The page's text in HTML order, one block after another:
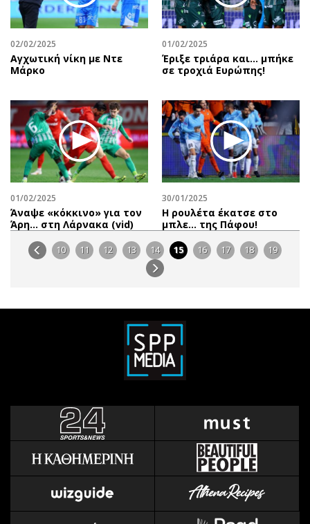
02/02/2025
Αγχωτική νίκη με Ντε
Μάρκο
01/02/2025
Έριξε τριάρα και… μπήκε
σε τροχιά Ευρώπης!
01/02/2025
Άναψε «κόκκινο» για τον
Άρη… στη Λάρνακα (vid)
30/01/2025
Η ρουλέτα έκατσε στο
μπλε… της Πάφου!
10 11 12 13 14 15 16 17 18 19